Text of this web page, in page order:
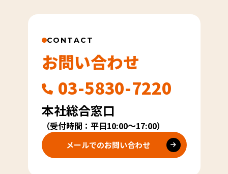
CONTACT
お問い合わせ
03-5830-7220
本社総合窓口
（受付時間：平日10:00～17:00）
メールでのお問い合わせ